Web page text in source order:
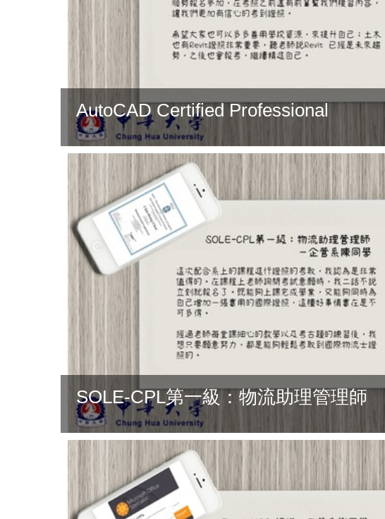
AutoCAD Certified Professional
SOLE-CPL第一級：物流助理管理師